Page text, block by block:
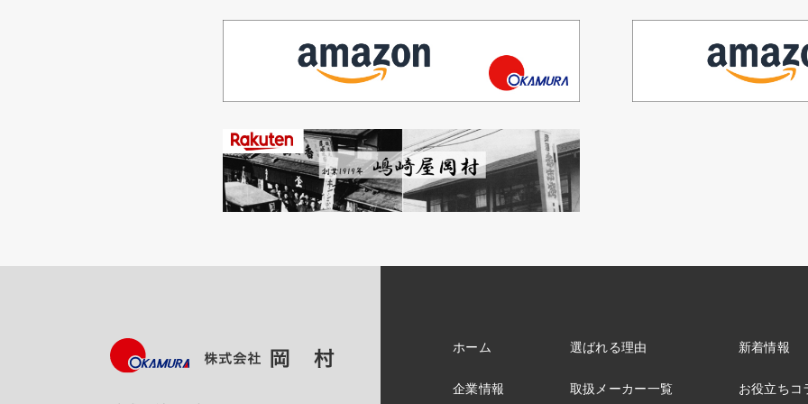
ホーム
企業情報
選ばれる理由
取扱メーカー一覧
新着情報
お役立ちコ